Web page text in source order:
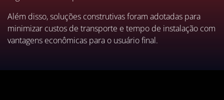
Além disso, soluções construtivas foram adotadas para
minimizar custos de transporte e tempo de instalação com
vantagens econômicas para o usuário final.